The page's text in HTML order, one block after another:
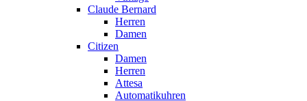
Claude Bernard
Herren
Damen
Citizen
Damen
Herren
Attesa
Automatikuhren